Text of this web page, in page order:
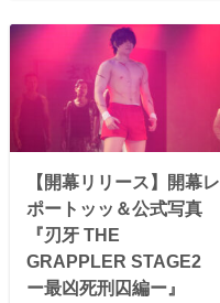
【開幕リリース】開幕レ
ポートッッ＆公式写真
『刃牙 THE
GRAPPLER STAGE2
ー最凶死刑囚編ー』